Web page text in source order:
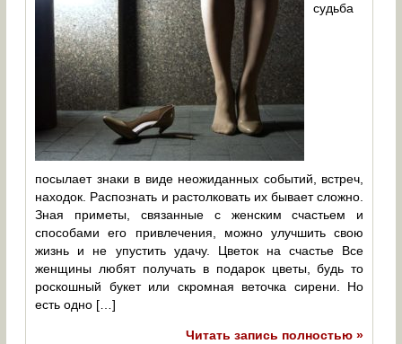
судьба
посылает знаки в виде неожиданных событий, встреч,
находок. Распознать и растолковать их бывает сложно.
Зная приметы, связанные с женским счастьем и
способами его привлечения, можно улучшить свою
жизнь и не упустить удачу. Цветок на счастье Все
женщины любят получать в подарок цветы, будь то
роскошный букет или скромная веточка сирени. Но
есть одно […]
Читать запись полностью »